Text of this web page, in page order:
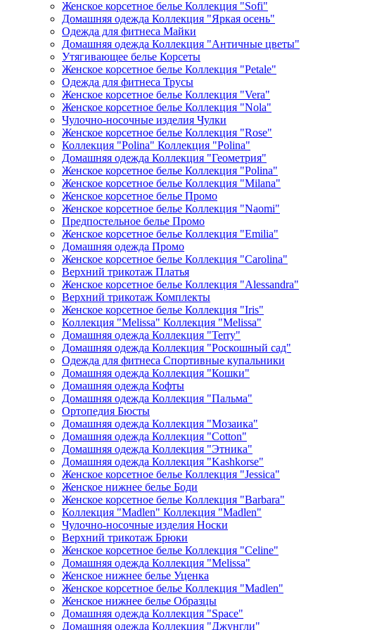
Женское корсетное белье Коллекция "Sofi"
Домашняя одежда Коллекция "Яркая осень"
Одежда для фитнеса Майки
Домашняя одежда Коллекция "Античные цветы"
Утягивающее белье Корсеты
Женское корсетное белье Коллекция "Petale"
Одежда для фитнеса Трусы
Женское корсетное белье Коллекция "Vera"
Женское корсетное белье Коллекция "Nola"
Чулочно-носочные изделия Чулки
Женское корсетное белье Коллекция "Rose"
Коллекция "Polina" Коллекция "Polina"
Домашняя одежда Коллекция "Геометрия"
Женское корсетное белье Коллекция "Polina"
Женское корсетное белье Коллекция "Milana"
Женское корсетное белье Промо
Женское корсетное белье Коллекция "Naomi"
Предпостельное белье Промо
Женское корсетное белье Коллекция "Emilia"
Домашняя одежда Промо
Женское корсетное белье Коллекция "Carolina"
Верхний трикотаж Платья
Женское корсетное белье Коллекция "Alessandra"
Верхний трикотаж Комплекты
Женское корсетное белье Коллекция "Iris"
Коллекция "Melissa" Коллекция "Melissa"
Домашняя одежда Коллекция "Terry"
Домашняя одежда Коллекция "Роскошный сад"
Одежда для фитнеса Спортивные купальники
Домашняя одежда Коллекция "Кошки"
Домашняя одежда Кофты
Домашняя одежда Коллекция "Пальма"
Ортопедия Бюсты
Домашняя одежда Коллекция "Мозаика"
Домашняя одежда Коллекция "Cotton"
Домашняя одежда Коллекция "Этника"
Домашняя одежда Коллекция "Kashkorse"
Женское корсетное белье Коллекция "Jessica"
Женское нижнее белье Боди
Женское корсетное белье Коллекция "Barbara"
Коллекция "Madlen" Коллекция "Madlen"
Чулочно-носочные изделия Носки
Верхний трикотаж Брюки
Женское корсетное белье Коллекция "Celine"
Домашняя одежда Коллекция "Melissa"
Женское нижнее белье Уценка
Женское корсетное белье Коллекция "Madlen"
Женское нижнее белье Образцы
Домашняя одежда Коллекция "Space"
Домашняя одежда Коллекция "Джунгли"